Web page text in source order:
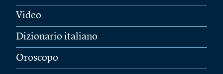
Video
Dizionario italiano
Oroscopo